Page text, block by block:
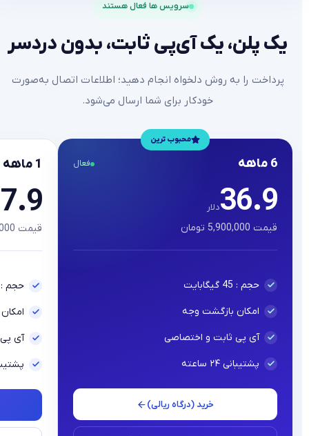
سرویس ها فعال هستند
یک پلن، یک آی‌پی ثابت، بدون دردسر
پرداخت را به روش دلخواه انجام دهید؛ اطلاعات اتصال به‌صورت
خودکار برای شما ارسال می‌شود.
1 ماهه
7.9
قیمت 1,390,000 تومان
حجم : 5
آی
پشتیبانی
محبوب ترین
6 ماهه فعال
36.9دلار
قیمت 5,900,000 تومان
حجم : 45 گیگابایت
امکان بازگشت وجه
آی پی ثابت و اختصاصی
پشتیبانی ۲۴ ساعته
خرید (درگاه ریالی)